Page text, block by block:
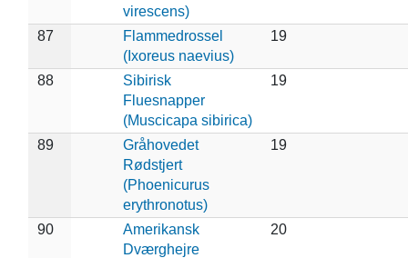
virescens)
87
Flammedrossel
(Ixoreus naevius)
19
88
Sibirisk
Fluesnapper
(Muscicapa sibirica)
19
89
Gråhovedet
Rødstjert
(Phoenicurus
erythronotus)
19
90
Amerikansk
Dværghejre
20